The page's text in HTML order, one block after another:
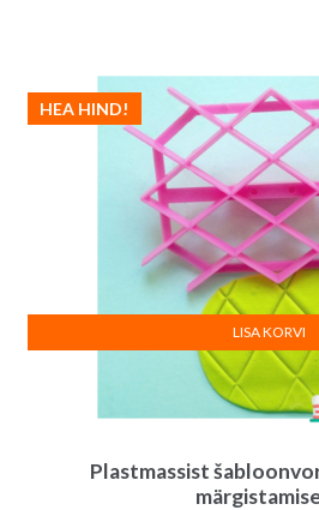
Plastmassist
HEA HIND!
LISA KORVI